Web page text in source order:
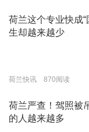
荷兰这个专业快成
生却越来越少
荷兰快讯 870阅读
荷兰严查！驾照被
的人越来越多